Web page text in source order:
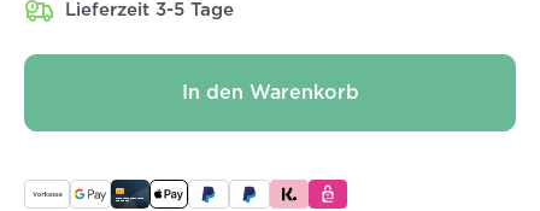
Lieferzeit 3-5 Tage
In den Warenkorb